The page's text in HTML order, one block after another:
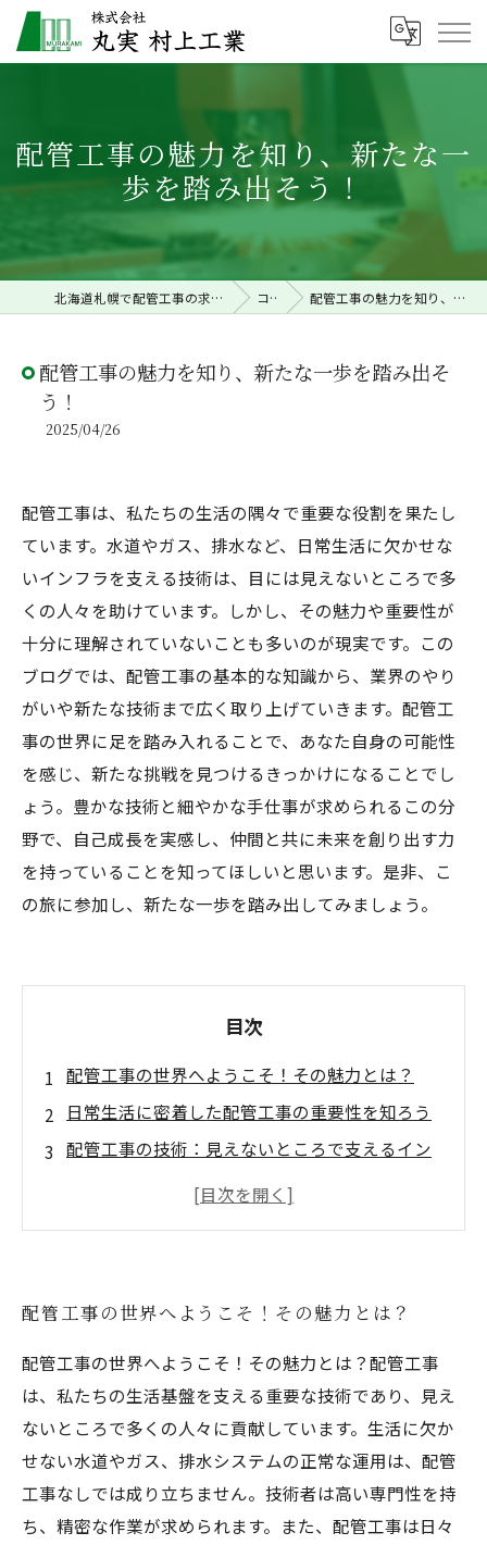
配管工事の魅力を知り、新たな一
歩を踏み出そう！
北海道札幌で配管工事の求人なら株式会社丸実村上工業 コラム 配管工事の魅力を知り、新たな一歩を踏み出そう！
配管工事の魅力を知り、新たな一歩を踏み出そ
う！
2025/04/26
配管工事は、私たちの生活の隅々で重要な役割を果たし
ています。水道やガス、排水など、日常生活に欠かせな
いインフラを支える技術は、目には見えないところで多
くの人々を助けています。しかし、その魅力や重要性が
十分に理解されていないことも多いのが現実です。この
ブログでは、配管工事の基本的な知識から、業界のやり
がいや新たな技術まで広く取り上げていきます。配管工
事の世界に足を踏み入れることで、あなた自身の可能性
を感じ、新たな挑戦を見つけるきっかけになることでし
ょう。豊かな技術と細やかな手仕事が求められるこの分
野で、自己成長を実感し、仲間と共に未来を創り出す力
を持っていることを知ってほしいと思います。是非、こ
の旅に参加し、新たな一歩を踏み出してみましょう。
目次
配管工事の世界へようこそ！その魅力とは？
日常生活に密着した配管工事の重要性を知ろう
配管工事の技術：見えないところで支えるイン
成長
配管工事の未来を創る：新技術と可能性に迫る
一歩を踏み出そう！あなたも配管工事の仲間に
なれる
配管工事の世界へようこそ！その魅力とは？
配管工事の世界へようこそ！その魅力とは？配管工事
は、私たちの生活基盤を支える重要な技術であり、見え
ないところで多くの人々に貢献しています。生活に欠か
せない水道やガス、排水システムの正常な運用は、配管
工事なしでは成り立ちません。技術者は高い専門性を持
ち、精密な作業が求められます。また、配管工事は日々